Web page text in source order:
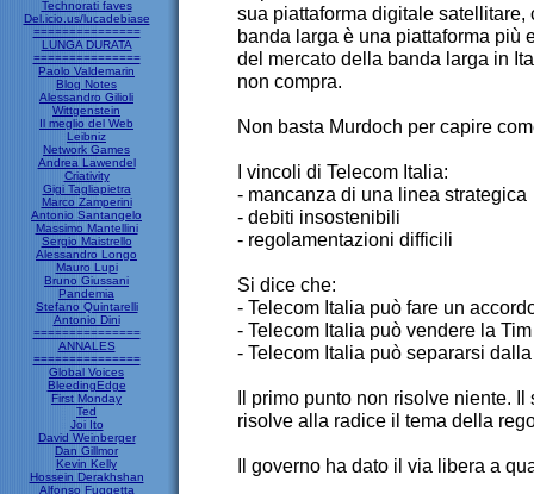
Technorati faves
Del.icio.us/lucadebiase
===============
LUNGA DURATA
===============
Paolo Valdemarin
Blog Notes
Alessandro Gilioli
Wittgenstein
Il meglio del Web
Leibniz
Network Games
Andrea Lawendel
Criativity
Gigi Tagliapietra
Marco Zamperini
Antonio Santangelo
Massimo Mantellini
Sergio Maistrello
Alessandro Longo
Mauro Lupi
Bruno Giussani
Pandemia
Stefano Quintarelli
Antonio Dini
===============
ANNALES
===============
Global Voices
BleedingEdge
First Monday
Ted
Joi Ito
David Weinberger
Dan Gillmor
Kevin Kelly
Hossein Derakhshan
Alfonso Fuggetta
sua piattaforma digitale
banda larga è una piattaforma più
del mercato della banda larga in
non compra.
Non basta Murdoch per capire
I vincoli di Telecom Italia:
- mancanza di una linea strategica
- debiti insostenibili
- regolamentazioni difficili
Si dice che:
- Telecom Italia può fare un
- Telecom Italia può vendere la Tim
- Telecom Italia può separarsi
Il primo punto non risolve niente.
risolve alla radice il tema della
Il governo ha dato il via libera a